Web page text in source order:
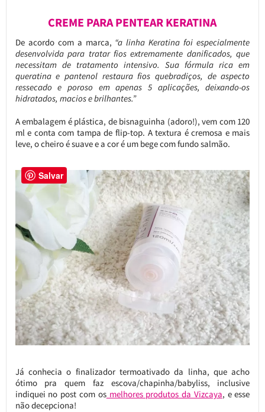
CREME PARA PENTEAR KERATINA
De acordo com a marca, “a linha Keratina foi especialmente
desenvolvida para tratar fios extremamente danificados, que
necessitam de tratamento intensivo. Sua fórmula rica em
queratina e pantenol restaura fios quebradiços, de aspecto
ressecado e poroso em apenas 5 aplicações, deixando-os
hidratados, macios e brilhantes.”
A embalagem é plástica, de bisnaguinha (adoro!), vem com 120
ml e conta com tampa de flip-top. A textura é cremosa e mais
leve, o cheiro é suave e a cor é um bege com fundo salmão.
Já conhecia o finalizador termoativado da linha, que acho
ótimo pra quem faz escova/chapinha/babyliss, inclusive
indiquei no post com osmelhores produtos da Vizcaya, e esse
não decepciona!
Salvar